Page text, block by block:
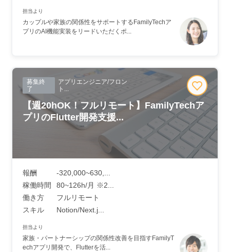
担当より
カップルや家族の関係性をサポートするFamilyTechア
プリのAI機能実装をリードいただくポ...
募集終
了
アプリエンジニア/フロン
ト...
【週20hOK！フルリモート】FamilyTechア
プリのFlutter開発支援...
報酬
-320,000~630,...
稼働時間
80~126h/月 ※2...
働き方
フルリモート
スキル
Notion/Next.j...
担当より
家族・パートナーシップの関係性改善を目指すFamilyT
echアプリ開発で、Flutterを活...